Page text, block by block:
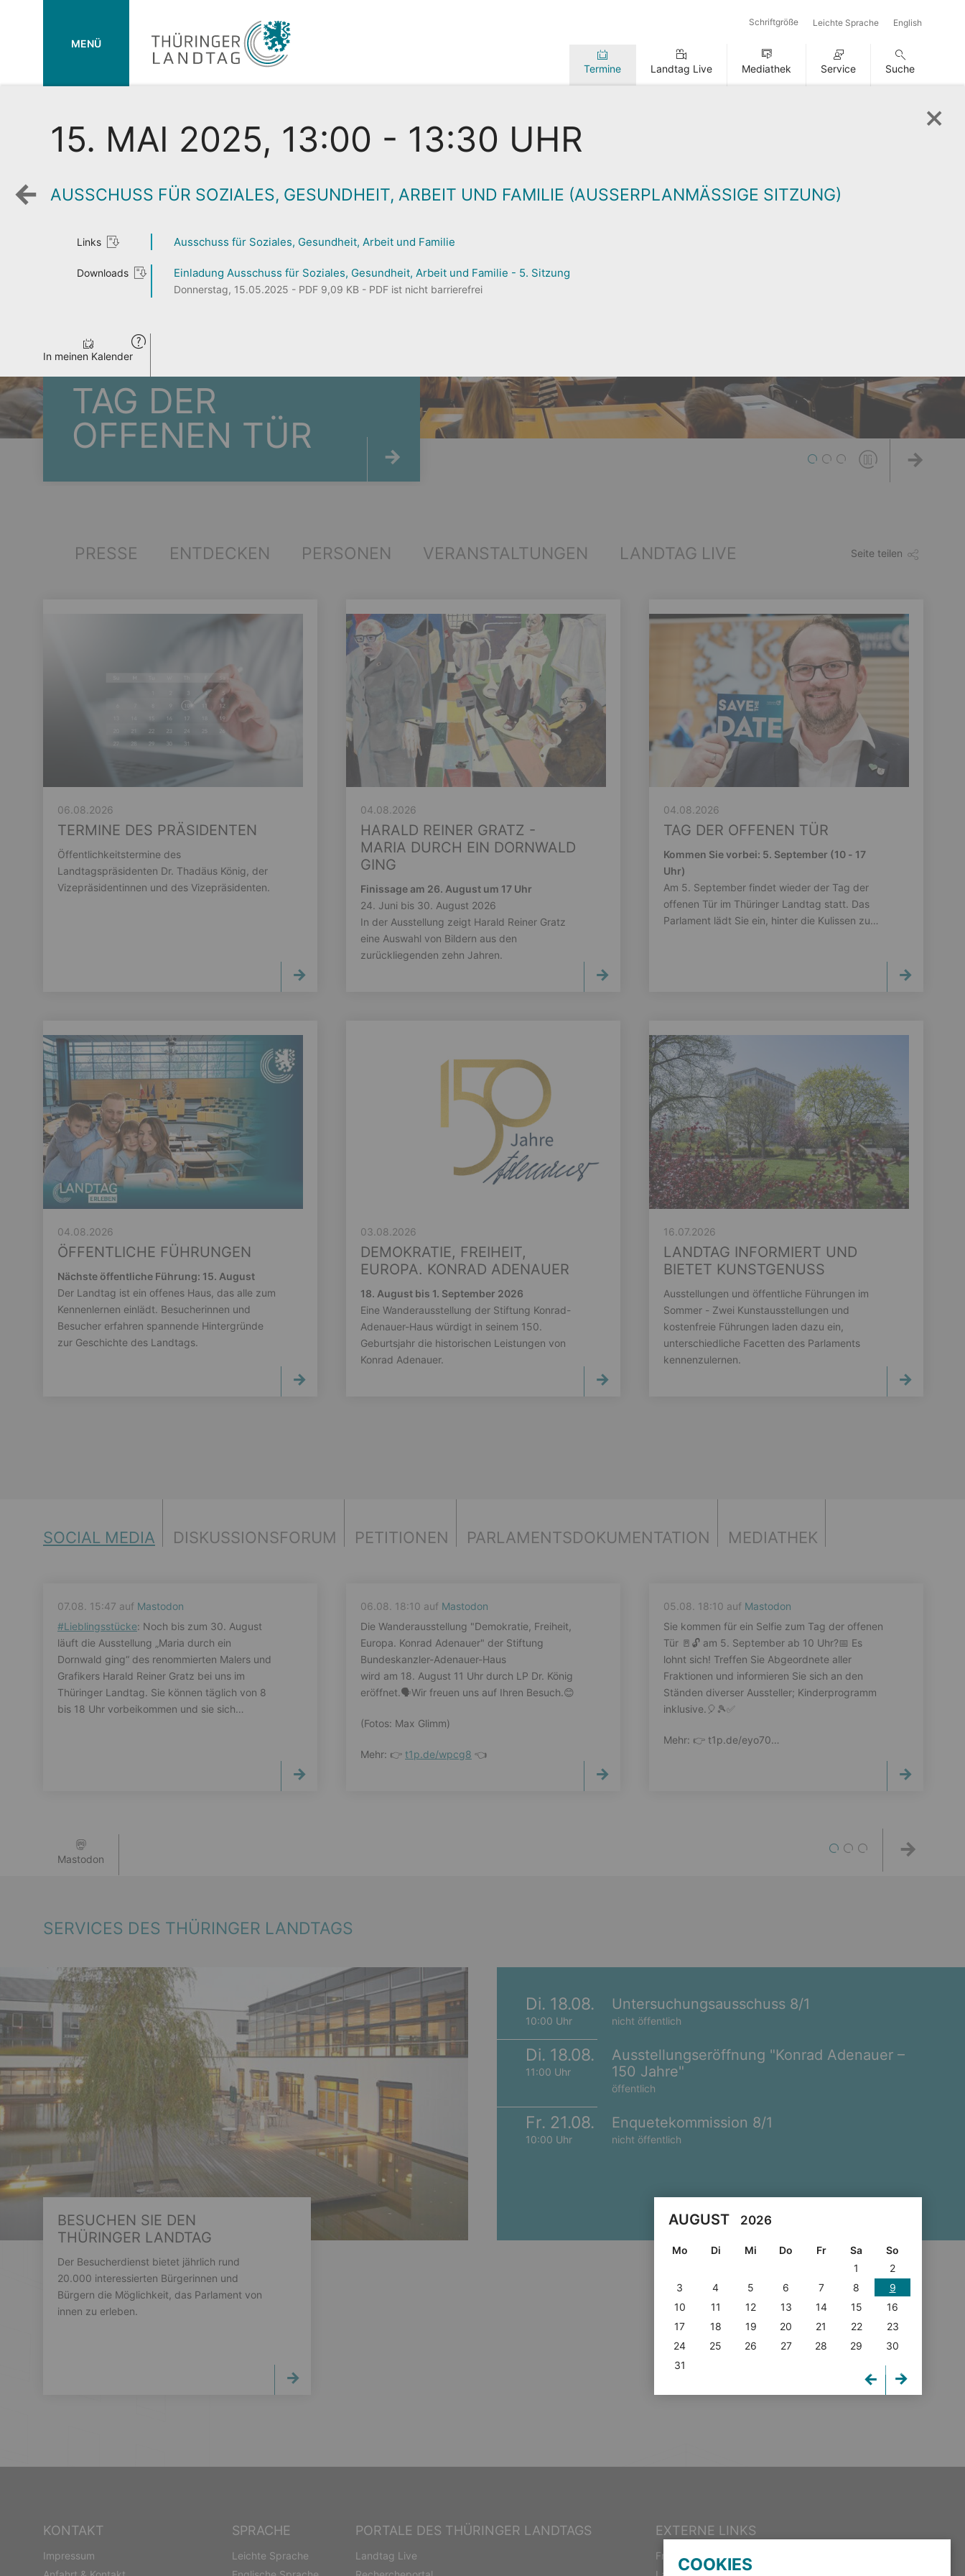
MENÜ
Schriftgröße Leichte Sprache English
Termine
Zurück
zur
15. MAI 2025, 13:00 - 13:30 UHR
AUSSCHUSS FÜR SOZIALES, GESUNDHEIT, ARBEIT UND FAMILIE (AUSSERPLANMÄSSIGE SITZUNG)
Links Ausschuss für Soziales, Gesundheit, Arbeit und Familie
Downloads Einladung Ausschuss für Soziales, Gesundheit, Arbeit und Familie - 5. Sitzung
Donnerstag, 15.05.2025 - PDF 9,09 KB - PDF ist nicht barrierefrei
In meinen Kalender
Landtag Live Mediathek Service Suche
TAG DER
OFFENEN TÜR
1 2
Seite teilen
PRESSE ENTDECKEN PERSONEN VERANSTALTUNGEN LANDTAG LIVE
06.08.2026
TERMINE DES PRÄSIDENTEN
Öffentlichkeitstermine des
Landtagspräsidenten Dr. Thadäus König, der
Vizepräsidentinnen und des Vizepräsidenten.
04.08.2026
HARALD REINER GRATZ -
MARIA DURCH EIN DORNWALD
GING
Finissage am 26. August um 17 Uhr
24. Juni bis 30. August 2026
In der Ausstellung zeigt Harald Reiner Gratz
eine Auswahl von Bildern aus den
zurückliegenden zehn Jahren.
04.08.2026
TAG DER OFFENEN TÜR
Kommen Sie vorbei: 5. September (10 - 17
Uhr)
Am 5. September findet wieder der Tag der
offenen Tür im Thüringer Landtag statt. Das
Parlament lädt Sie ein, hinter die Kulissen zu
04.08.2026
ÖFFENTLICHE FÜHRUNGEN
Nächste öffentliche Führung: 15. August
Der Landtag ist ein offenes Haus, das alle zum
Kennenlernen einlädt. Besucherinnen und
Besucher erfahren spannende Hintergründe
zur Geschichte des Landtags.
03.08.2026
DEMOKRATIE, FREIHEIT,
EUROPA. KONRAD ADENAUER
18. August bis 1. September 2026
Eine Wanderausstellung der Stiftung Konrad-
Adenauer-Haus würdigt in seinem 150.
Geburtsjahr die historischen Leistungen von
Konrad Adenauer.
16.07.2026
LANDTAG INFORMIERT UND
BIETET KUNSTGENUSS
Ausstellungen und öffentliche Führungen im
Sommer - Zwei Kunstausstellungen und
kostenfreie Führungen laden dazu ein,
unterschiedliche Facetten des Parlaments
kennenzulernen.
SOCIAL MEDIA DISKUSSIONSFORUM PETITIONEN PARLAMENTS­DOKUMENTATION MEDIATHEK
07.08. 15:47 auf Mastodon
#Lieblingsstücke: Noch bis zum 30. August
läuft die Ausstellung „Maria durch ein
Dornwald ging“ des renommierten Malers und
Grafikers Harald Reiner Gratz bei uns im
Thüringer Landtag. Sie können täglich von 8
bis 18 Uhr vorbeikommen und sie sich…
06.08. 18:10 auf Mastodon
Die Wanderausstellung "Demokratie, Freiheit,
Europa. Konrad Adenauer" der Stiftung
Bundeskanzler-Adenauer-Haus
wird am 18. August 11 Uhr durch LP Dr. König
eröffnet.🗣️Wir freuen uns auf Ihren Besuch.😊
(Fotos: Max Glimm)
Mehr: 👉 t1p.de/wpcg8 👈
05.08. 18:10 auf Mastodon
Sie kommen für ein Selfie zum Tag der offenen
Tür 🚪🔓️ am 5. September ab 10 Uhr?📅 Es
lohnt sich! Treffen Sie Abgeordnete aller
Fraktionen und informieren Sie sich an den
Ständen diverser Aussteller; Kinderprogramm
inklusive.🎈🎾✅️
Mehr: 👉️ t1p.de/eyo70…
1 2
Mastodon
SERVICES DES THÜRINGER LANDTAGS
BESUCHEN SIE DEN
THÜRINGER LANDTAG
Der Besucherdienst bietet jährlich rund
20.000 interessierten Bürgerinnen und
Bürgern die Möglichkeit, das Parlament von
innen zu erleben.
Di. 18.08.
10:00 Uhr
Untersuchungsausschuss 8/1
nicht öffentlich
Di. 18.08.
11:00 Uhr
Ausstellungseröffnung "Konrad Adenauer –
150 Jahre"
öffentlich
Fr. 21.08.
10:00 Uhr
Enquetekommission 8/1
nicht öffentlich
AUGUST 2026
Mo Di Mi Do Fr Sa
So
1
2
3
4 5 6 7 8
9
10
11 12 13 14 15
16
17
18 19 20 21 22
23
24
25 26 27 28 29
30
31
KONTAKT
Impressum
SPRACHE
Leichte Sprache
PORTALE DES THÜRINGER LANDTAGS
Landtag Live
EXTERNE LINKS
Freistaat Thüringen
COOKIES